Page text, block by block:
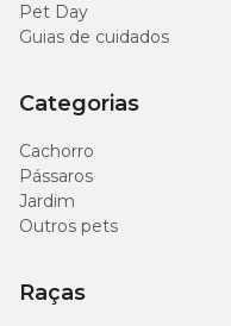
Pet Day
Guias de cuidados
Categorias
Cachorro
Pássaros
Jardim
Outros pets
Raças